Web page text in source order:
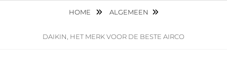
HOME ALGEMEEN
DAIKIN, HET MERK VOOR DE BESTE AIRCO